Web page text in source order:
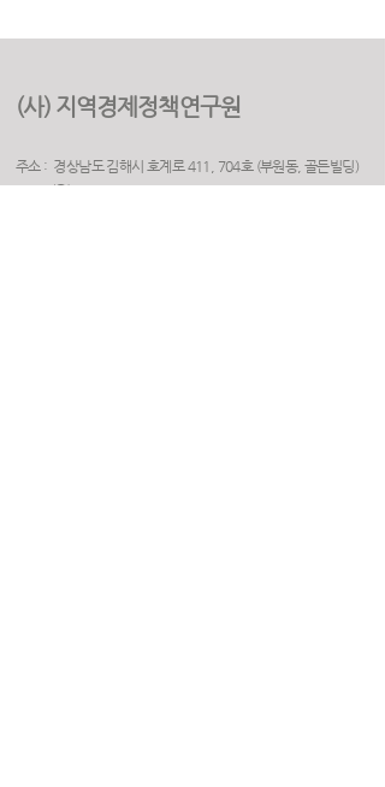
(사) 지역경제정책연구원
주소 : 경상남도 김해시 호계로 411, 704호 (부원동, 골든빌딩)
(우) 50925